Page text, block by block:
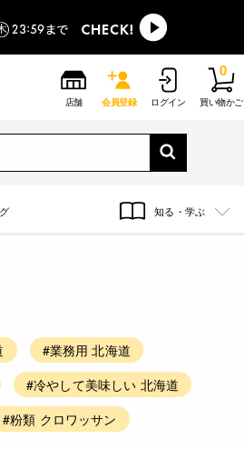
店舗 会員登録 ログイン 買い物かご
0
知る・学ぶ
#業務用 北海道
#冷やして美味しい 北海道
#粉類 クロワッサン